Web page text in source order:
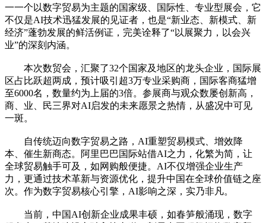
一一个以数字贸易为主题的国家级、国际性、专业型展会，它
不仅是AI技术迅猛发展的见证者，也是“新业态、新模式、新
经济”蓬勃发展的鲜活例证，完美诠释了“以展聚力，以会兴
业”的深刻内涵。
本次数贸会，汇聚了32个国家及地区的龙头企业，国际展
区占比跃超两成，预计吸引超3万专业采购商，国际客商猛增
至6000名，数量约为上届的3倍。参展商与观众数屡创新高，
商、业、民三界对AI启发的未来愿景之热情，从盛况中可见
一斑。
自传统迈向数字贸易之路，AI重塑贸易模式、增效降
本、催生新商态。阿里巴巴国际站借AI之力，化繁为简，让
全球贸易触手可及，如网购般便捷。AI不仅增强企业生产
力，更通过技术革新与资源优化，提升中国在全球价值链之座
次。作为数字贸易核心引擎，AI影响之深，实乃非凡。
当前，中国AI创新企业成果丰硕，如春笋般涌现，数字